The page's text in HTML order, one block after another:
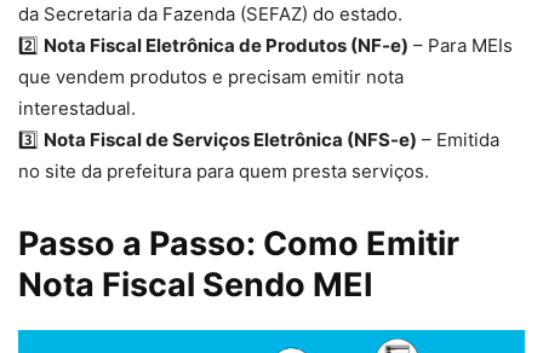
da Secretaria da Fazenda (SEFAZ) do estado.
2️⃣ Nota Fiscal Eletrônica de Produtos (NF-e) – Para MEIs
que vendem produtos e precisam emitir nota
interestadual.
3️⃣ Nota Fiscal de Serviços Eletrônica (NFS-e) – Emitida
no site da prefeitura para quem presta serviços.
Passo a Passo: Como Emitir
Nota Fiscal Sendo MEI